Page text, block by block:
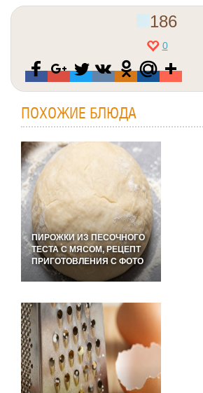
186
0
ПОХОЖИЕ БЛЮДА
ПИРОЖКИ ИЗ ПЕСОЧНОГО
ТЕСТА С МЯСОМ, РЕЦЕПТ
ПРИГОТОВЛЕНИЯ С ФОТО